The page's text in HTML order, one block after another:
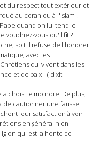
du respect tout extérieur et
au coran ou à l'Islam !
quand on lui tend le
voudriez-vous qu'il fît ?
soit il refuse de l'honorer
avec les
qui vivent dans les
et de paix " ( dixit
choisi le moindre. De plus,
de cautionner une fausse
leur satisfaction à voir
en général n'en
qui est la honte de